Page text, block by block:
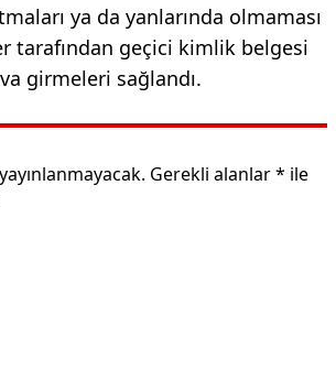
ya da yanlarında olmaması
tarafından geçici kimlik belgesi
girmeleri sağlandı.
Gerekli alanlar* ile